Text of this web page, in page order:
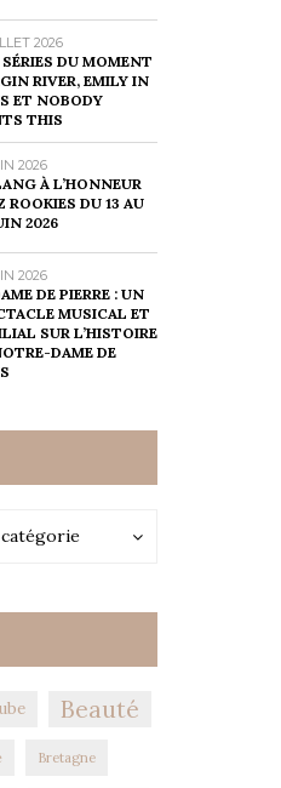
2026
DU MOMENT
RIVER, EMILY IN
ET NOBODY
THIS
2026
À L’HONNEUR
ROOKIES DU 13 AU
2026
2026
DE PIERRE : UN
MUSICAL ET
SUR L’HISTOIRE
DAME DE
Beauté
Bretagne